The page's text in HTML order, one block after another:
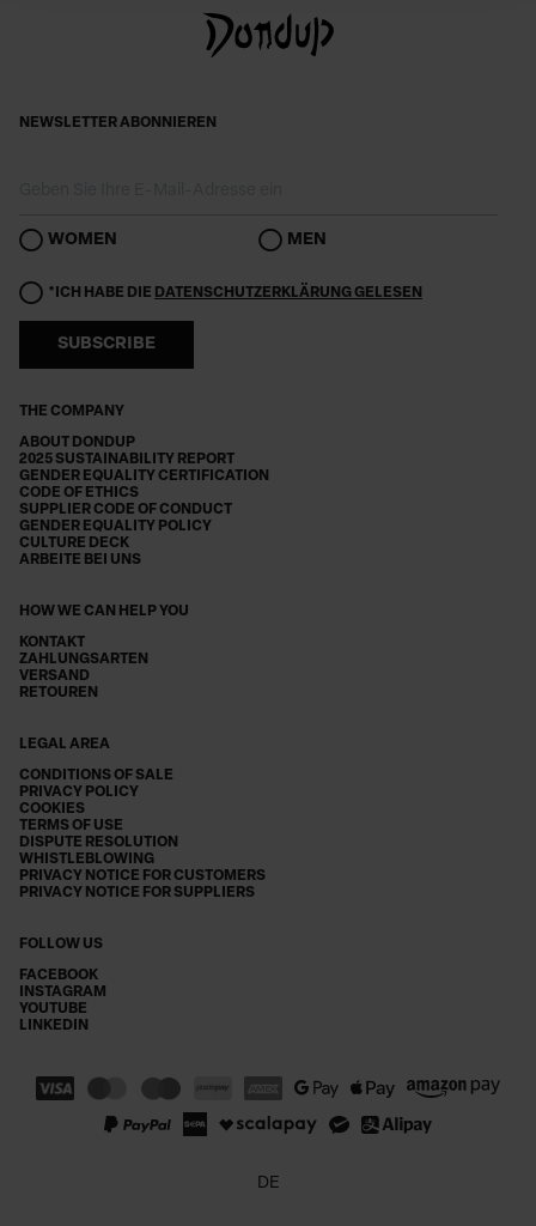
THE COMPANY
ABOUT DONDUP
2025 SUSTAINABILITY REPORT
GENDER EQUALITY CERTIFICATION
CODE OF ETHICS
SUPPLIER CODE OF CONDUCT
GENDER EQUALITY POLICY
CULTURE DECK
ARBEITE BEI UNS
HOW WE CAN HELP YOU
KONTAKT
ZAHLUNGSARTEN
VERSAND
RETOUREN
LEGAL AREA
CONDITIONS OF SALE
PRIVACY POLICY
COOKIES
TERMS OF USE
DISPUTE RESOLUTION
WHISTLEBLOWING
PRIVACY NOTICE FOR CUSTOMERS
PRIVACY NOTICE FOR SUPPLIERS
FOLLOW US
FACEBOOK
INSTAGRAM
YOUTUBE
LINKEDIN
NEWSLETTER ABONNIEREN
WOMEN MEN
*ICH HABE DIE DATENSCHUTZERKLÄRUNG GELESEN
SUBSCRIBE
DE